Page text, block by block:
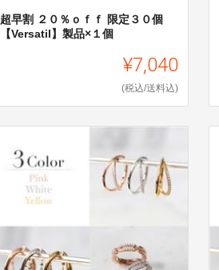
超早割 ２０％ｏｆｆ 限定３０個
【Versatil】製品×１個
¥7,040
(税込/送料込)